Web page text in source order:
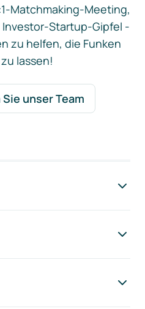
Matchmaking-Meeting,
Startup-Gipfel -
zu helfen, die Funken
lassen!
unser Team